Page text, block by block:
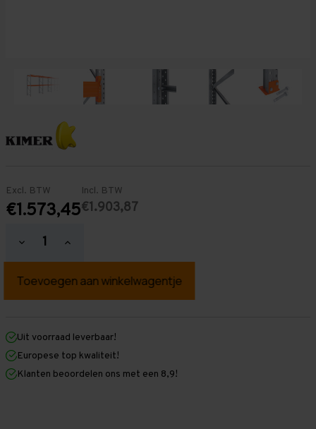
Excl. BTW
€1.573,45
Incl. BTW
€1.903,87
Hoeveelheid
verlagen
Palletstelling
mm
mm
x
1.100
mm
Hoeveelheid
verhogen
Palletstelling
mm
mm
1.100
mm
Uit voorraad leverbaar!
Europese top kwaliteit!
Klanten beoordelen ons met een 8,9!